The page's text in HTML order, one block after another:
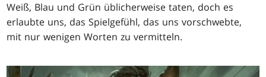
Weiß, Blau und Grün üblicherweise taten, doch es
erlaubte uns, das Spielgefühl, das uns vorschwebte,
mit nur wenigen Worten zu vermitteln.